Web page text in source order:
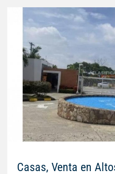
Casas, Venta en